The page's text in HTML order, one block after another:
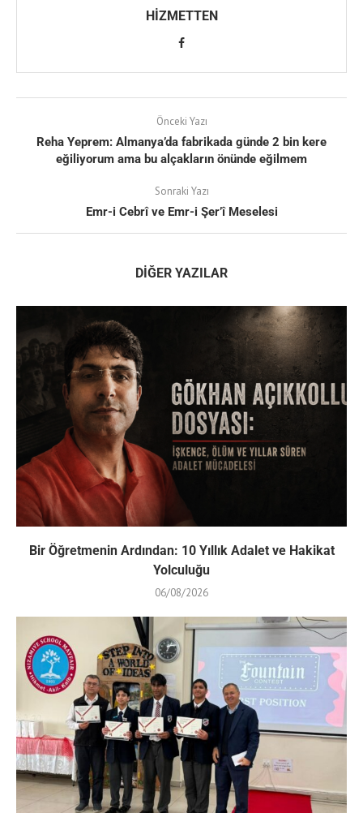
HIZMETTEN
Önceki Yazı
Reha Yeprem: Almanya’da fabrikada günde 2 bin kere
eğiliyorum ama bu alçakların önünde eğilmem
Sonraki Yazı
Emr-i Cebrî ve Emr-i Şer’î Meselesi
DIĞER YAZILAR
Bir Öğretmenin Ardından: 10 Yıllık Adalet ve Hakikat
Yolculuğu
06/08/2026